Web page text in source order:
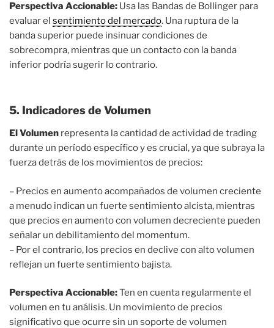
Perspectiva Accionable: Usa las Bandas de Bollinger para
evaluar el sentimiento del mercado. Una ruptura de la
banda superior puede insinuar condiciones de
sobrecompra, mientras que un contacto con la banda
inferior podría sugerir lo contrario.
5. Indicadores de Volumen
El Volumen representa la cantidad de actividad de trading
durante un período específico y es crucial, ya que subraya la
fuerza detrás de los movimientos de precios:
– Precios en aumento acompañados de volumen creciente
a menudo indican un fuerte sentimiento alcista, mientras
que precios en aumento con volumen decreciente pueden
señalar un debilitamiento del momentum.
– Por el contrario, los precios en declive con alto volumen
reflejan un fuerte sentimiento bajista.
Perspectiva Accionable:Ten en cuenta regularmente el
volumen en tu análisis. Un movimiento de precios
significativo que ocurre sin un soporte de volumen